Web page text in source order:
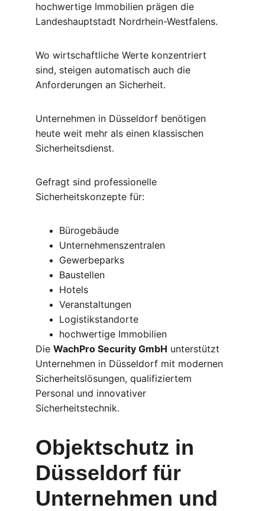
hochwertige Immobilien prägen die
Landeshauptstadt Nordrhein-Westfalens.
Wo wirtschaftliche Werte konzentriert
sind, steigen automatisch auch die
Anforderungen an Sicherheit.
Unternehmen in Düsseldorf benötigen
heute weit mehr als einen klassischen
Sicherheitsdienst.
Gefragt sind professionelle
Sicherheitskonzepte für:
Bürogebäude
Unternehmenszentralen
Gewerbeparks
Baustellen
Hotels
Veranstaltungen
Logistikstandorte
hochwertige Immobilien
Die WachPro Security GmbH unterstützt
Unternehmen in Düsseldorf mit modernen
Sicherheitslösungen, qualifiziertem
Personal und innovativer
Sicherheitstechnik.
Objektschutz in
Düsseldorf für
Unternehmen und